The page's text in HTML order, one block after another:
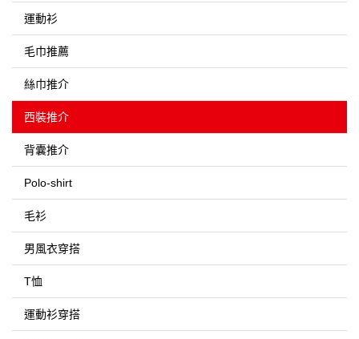
運動衫
毛巾推薦
絲巾推介
西裝推介
背囊推介
Polo-shirt
毛衫
男風衣穿搭
T恤
運動衫穿搭